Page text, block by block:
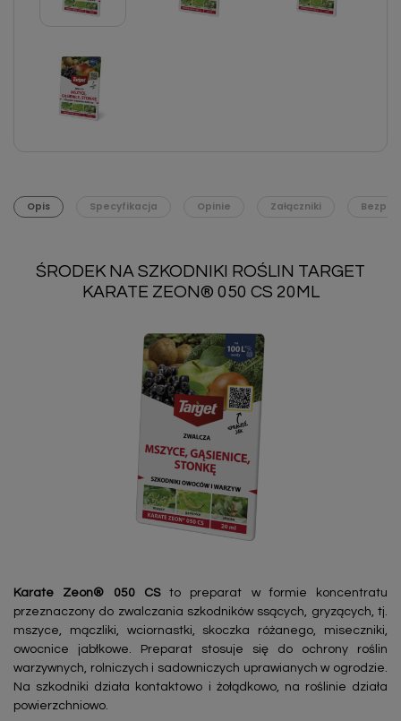
Opis Specyfikacja Opinie Załączniki
ŚRODEK NA SZKODNIKI ROŚLIN TARGET
KARATE ZEON® 050 CS 20ML
Karate Zeon® 050 CS to preparat w formie koncentratu
przeznaczony do zwalczania szkodników ssących, gryzących, tj.
mszyce, mączliki, wciornastki, skoczka różanego, miseczniki,
owocnice jabłkowe. Preparat stosuje się do ochrony roślin
warzywnych, rolniczych i sadowniczych uprawianych w ogrodzie.
Na szkodniki działa kontaktowo i żołądkowo, na roślinie działa
powierzchniowo.